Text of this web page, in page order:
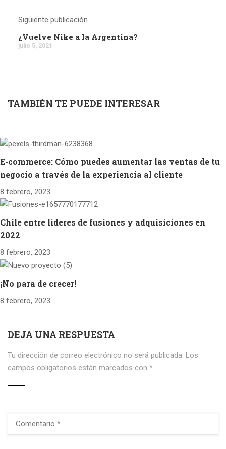
Siguiente publicación
¿Vuelve Nike a la Argentina?
julio 5, 2021
TAMBIÉN TE PUEDE INTERESAR
E-commerce: Cómo puedes aumentar las ventas de tu
negocio a través de la experiencia al cliente
8 febrero, 2023
Chile entre líderes de fusiones y adquisiciones en
2022
8 febrero, 2023
¡No para de crecer!
8 febrero, 2023
DEJA UNA RESPUESTA
Tu dirección de correo electrónico no será publicada. Los
campos obligatorios están marcados con *